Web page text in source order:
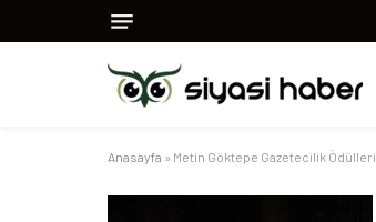
Anasayfa » Metin Göktepe Gazetecilik Ödülleri